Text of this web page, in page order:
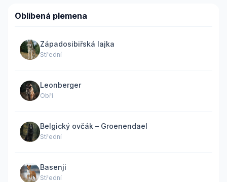
Oblíbená plemena
Západosibiřská lajka
Střední
Leonberger
Obří
Belgický ovčák – Groenendael
Střední
Basenji
Střední